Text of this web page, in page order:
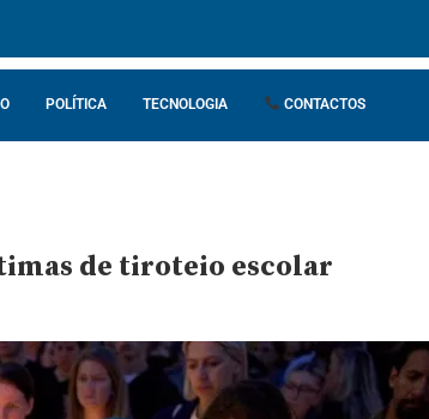
POLÍTICA TECNOLOGIA CONTACTOS
de tiroteio escolar